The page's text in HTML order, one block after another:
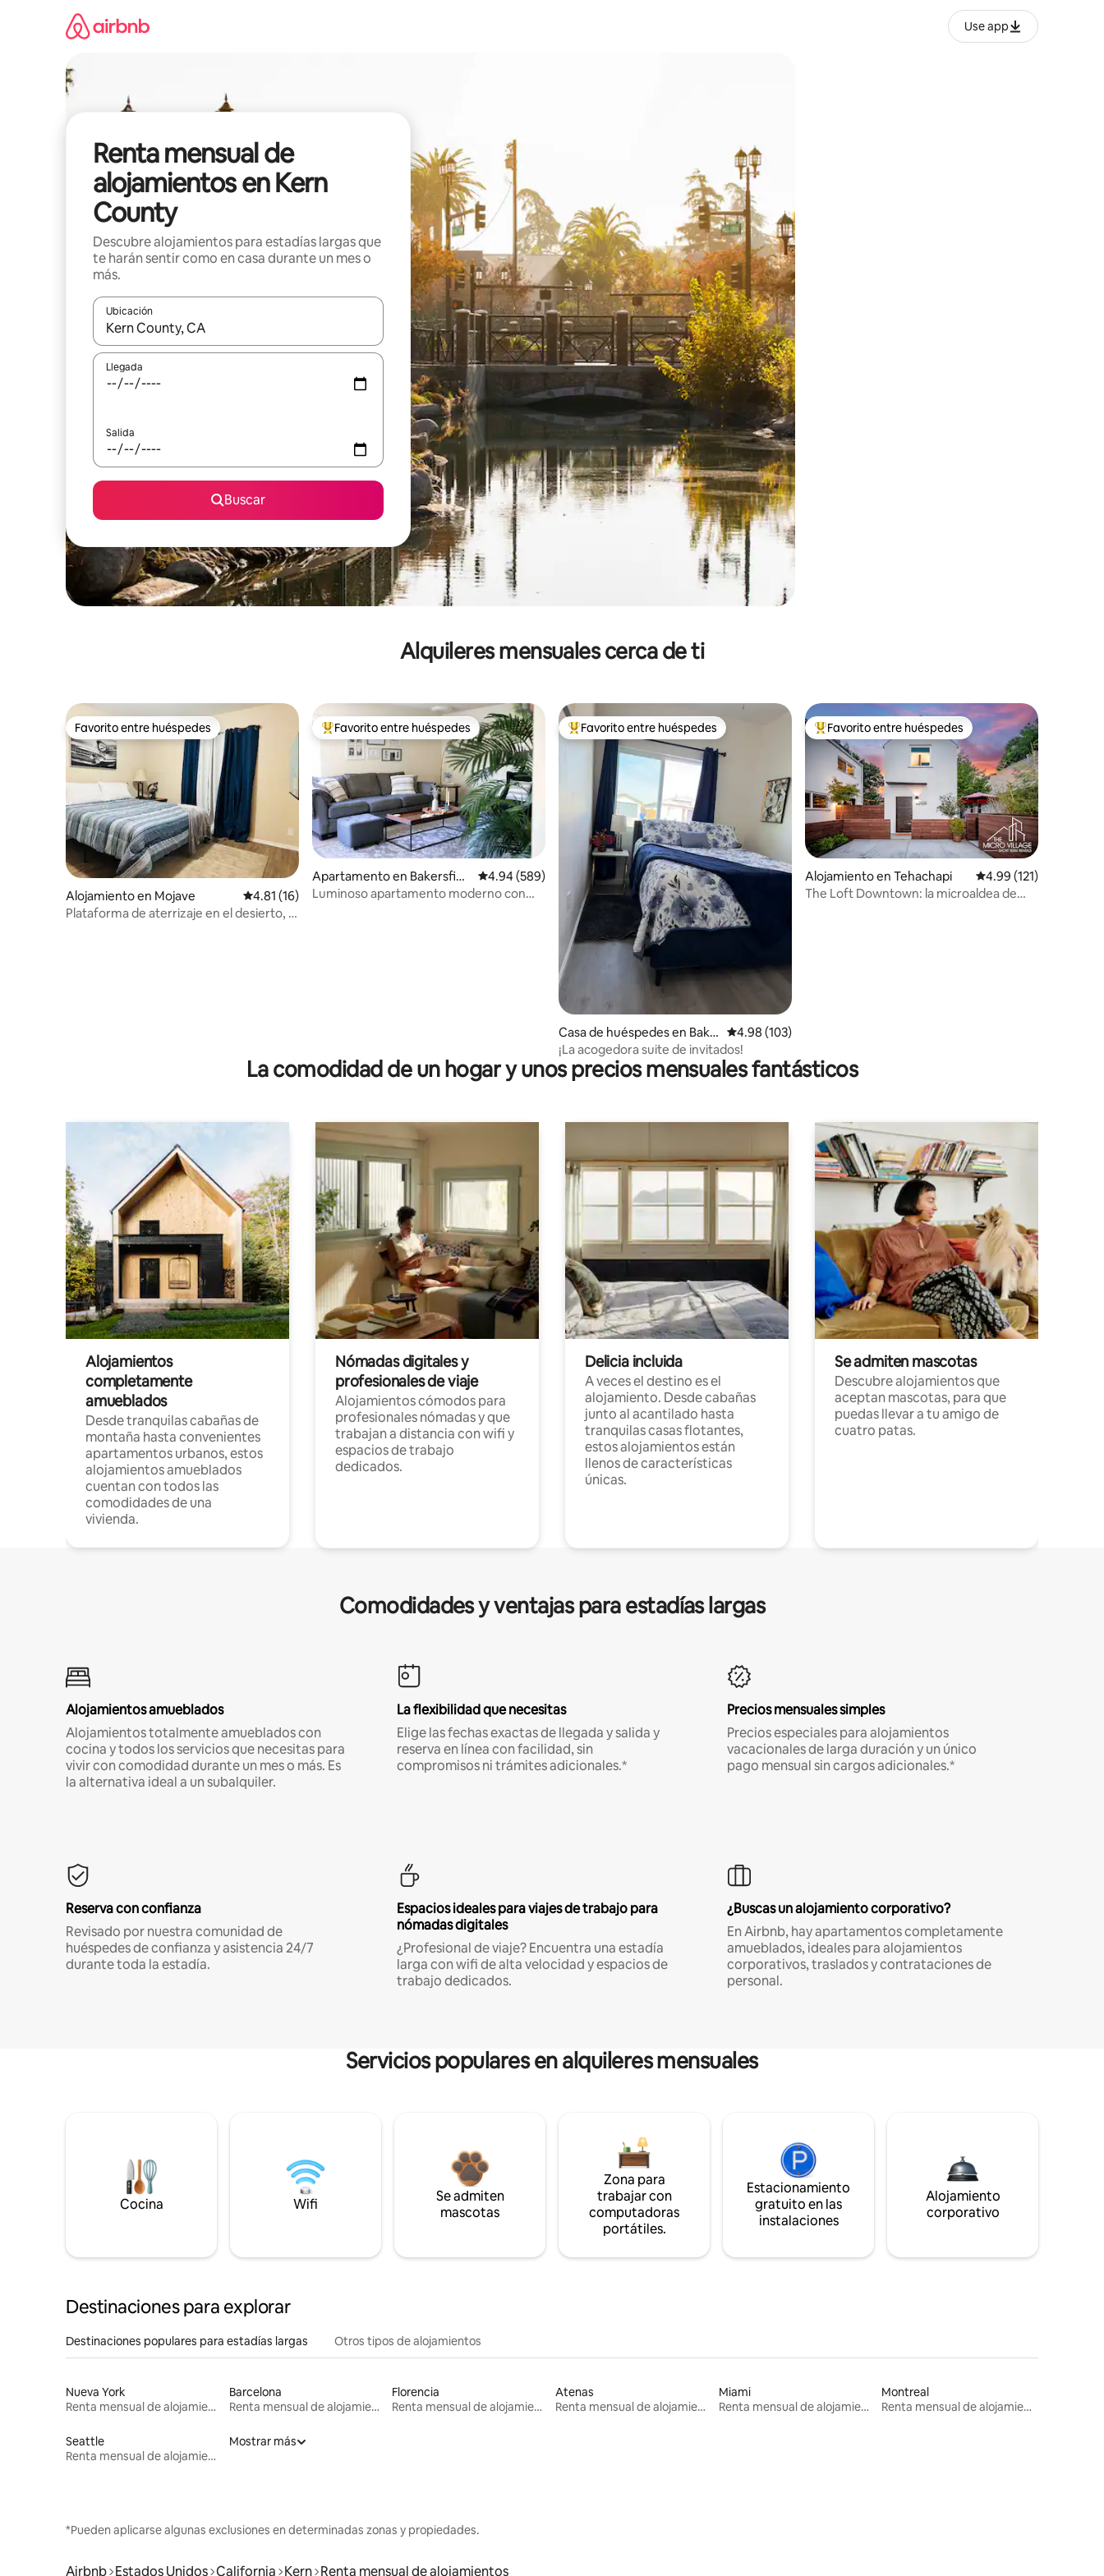
Use app
Renta mensual de
alojamientos en Kern
County
Descubre alojamientos para estadías largas que
te harán sentir como en casa durante un mes o
más.
Ubicación
Cuando los resultados estén disponibles, navega con las teclas de flecha hacia arriba y hacia abajo o explora con el tacto o desliza el dedo.
Llegada
Salida
Buscar
Alquileres mensuales cerca de ti
Favorito entre huéspedes
Favorito entre huéspedes
Alojamiento en Mojave Calificación promedio: 4.81 de 5, 16 reseñas
4.81 (16)
Plataforma de aterrizaje en el desierto, 3
Favorito entre huéspedes preferido
Favorito entre huéspedes
Apartamento en Bakersfiel
d
Calificación promedio: 4.94 de 5, 589 reseñas
4.94 (589)
Luminoso apartamento moderno con
Favorito entre huéspedes preferido
Favorito entre huéspedes
Casa de huéspedes en Bake
rsfield
Calificación promedio: 4.98 de 5, 103 reseñas
4.98 (103)
¡La acogedora suite de invitados!
Favorito entre huéspedes preferido
Favorito entre huéspedes
Alojamiento en Tehachapi Calificación promedio:
4.99 (121)
The Loft Downtown: la microaldea de
La comodidad de un hogar y unos precios mensuales fantásticos
Alojamientos
completamente
amueblados
Desde tranquilas cabañas de
montaña hasta convenientes
apartamentos urbanos, estos
alojamientos amueblados
cuentan con todos las
comodidades de una
vivienda.
Nómadas digitales y
profesionales de viaje
Alojamientos cómodos para
profesionales nómadas y que
trabajan a distancia con wifi y
espacios de trabajo
dedicados.
Delicia incluida
A veces el destino es el
alojamiento. Desde cabañas
junto al acantilado hasta
tranquilas casas flotantes,
estos alojamientos están
llenos de características
únicas.
Se admiten mascotas
Descubre alojamientos que
aceptan mascotas, para que
puedas llevar a tu amigo de
cuatro patas.
Comodidades y ventajas para estadías largas
Alojamientos amueblados
Alojamientos totalmente amueblados con
cocina y todos los servicios que necesitas para
vivir con comodidad durante un mes o más. Es
la alternativa ideal a un subalquiler.
La flexibilidad que necesitas
Elige las fechas exactas de llegada y salida y
reserva en línea con facilidad, sin
compromisos ni trámites adicionales.*
Precios mensuales simples
Precios especiales para alojamientos
vacacionales de larga duración y un único
pago mensual sin cargos adicionales.*
Reserva con confianza
Revisado por nuestra comunidad de
huéspedes de confianza y asistencia 24/7
durante toda la estadía.
Espacios ideales para viajes de trabajo para
nómadas digitales
¿Profesional de viaje? Encuentra una estadía
larga con wifi de alta velocidad y espacios de
trabajo dedicados.
¿Buscas un alojamiento corporativo?
En Airbnb, hay apartamentos completamente
amueblados, ideales para alojamientos
corporativos, traslados y contrataciones de
personal.
Servicios populares en alquileres mensuales
Cocina Wifi
Se admiten
mascotas
Zona para
trabajar con
computadoras
portátiles.
Estacionamiento
gratuito en las
instalaciones
Alojamiento
corporativo
Destinaciones para explorar
Destinaciones populares para estadías largas Otros tipos de alojamientos
Nueva York
Renta mensual de alojamientos
Barcelona
Renta mensual de alojamientos
Florencia
Renta mensual de alojamientos
Atenas
Renta mensual de alojamientos
Miami
Renta mensual de alojamientos
Montreal
Renta mensual de alojamientos
Seattle
Renta mensual de alojamientos
Mostrar más
*Pueden aplicarse algunas exclusiones en determinadas zonas y propiedades.
Airbnb Estados Unidos California Kern Renta mensual de alojamientos